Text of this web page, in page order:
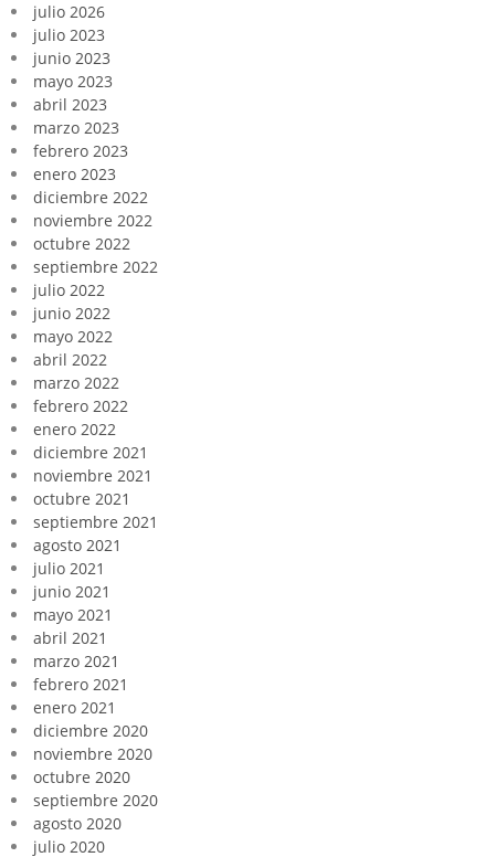
julio 2026
julio 2023
junio 2023
mayo 2023
abril 2023
marzo 2023
febrero 2023
enero 2023
diciembre 2022
noviembre 2022
octubre 2022
septiembre 2022
julio 2022
junio 2022
mayo 2022
abril 2022
marzo 2022
febrero 2022
enero 2022
diciembre 2021
noviembre 2021
octubre 2021
septiembre 2021
agosto 2021
julio 2021
junio 2021
mayo 2021
abril 2021
marzo 2021
febrero 2021
enero 2021
diciembre 2020
noviembre 2020
octubre 2020
septiembre 2020
agosto 2020
julio 2020